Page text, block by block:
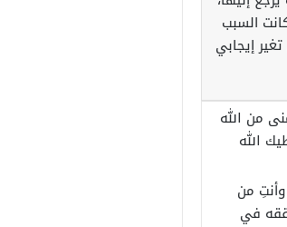
السبب
إيجابي
من الله
الله
من
في